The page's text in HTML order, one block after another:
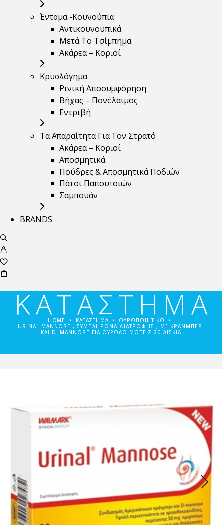
Έντομα -Κουνούπια
Αντικουνουπικά
Μετά Το Τσίμπημα
Ακάρεα – Κοριοί
Κρυολόγημα
Ρινική Αποσυμφόρηση
Βήχας – Πονόλαιμος
Εντριβή
Τα Απαραίτητα Για Τον Στρατό
Ακάρεα – Κοριοί
Αποσμητικά
Πούδρες & Αποσμητικά Ποδιών
Πάτοι Παπουτσιών
Σαμπουάν
BRANDS
ΚΑΤΑΣΤΗΜΑ
HOME ΚΑΤΑΣΤΗΜΑ
ΟΥΡΟΠΟΙΗΤΙΚΌ
URINAL MANNOSE , ΣΥΜΠΛΉΡΩΜΑ ΔΙΑΤΡΟΦΉΣ , ΜΕ ΚΡΆΝΜΠΕΡΙ
ΚΑΙ D- MANNOSE ΓΙΑ ΟΥΡΟΛΟΙΜΏΞΕΙΣ 20 ΔΙΣΚΊΑ